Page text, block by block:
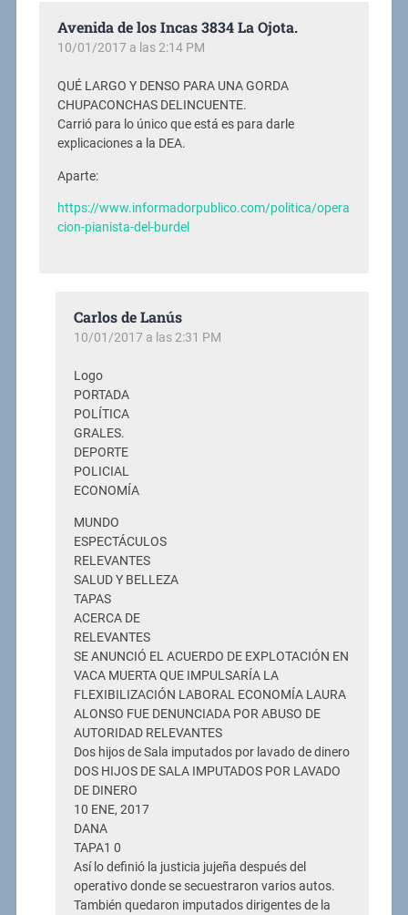
Avenida de los Incas 3834 La Ojota.
10/01/2017 a las 2:14 PM
QUÉ LARGO Y DENSO PARA UNA GORDA
CHUPACONCHAS DELINCUENTE.
Carrió para lo único que está es para darle
explicaciones a la DEA.
Aparte:
https://www.informadorpublico.com/politica/opera
cion-pianista-del-burdel
Carlos de Lanús
10/01/2017 a las 2:31 PM
Logo
PORTADA
POLÍTICA
GRALES.
DEPORTE
POLICIAL
ECONOMÍA
MUNDO
ESPECTÁCULOS
RELEVANTES
SALUD Y BELLEZA
TAPAS
ACERCA DE
RELEVANTES
SE ANUNCIÓ EL ACUERDO DE EXPLOTACIÓN EN
VACA MUERTA QUE IMPULSARÍA LA
FLEXIBILIZACIÓN LABORAL ECONOMÍA LAURA
ALONSO FUE DENUNCIADA POR ABUSO DE
AUTORIDAD RELEVANTES
Dos hijos de Sala imputados por lavado de dinero
DOS HIJOS DE SALA IMPUTADOS POR LAVADO
DE DINERO
10 ENE, 2017
DANA
TAPA1 0
Así lo definió la justicia jujeña después del
operativo donde se secuestraron varios autos.
También quedaron imputados dirigentes de la